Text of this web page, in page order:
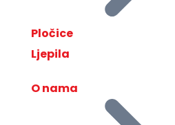
Pločice
Ljepila
O nama